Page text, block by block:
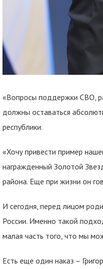
«Вопросы поддержки СВО,
должны оставаться
республики.
«Хочу привести пример
награжденный Золотой
района. Еще при жизни он
И сегодня, перед лицом
России. Именно такой
малая часть того, что мы
Есть еще один наказ –